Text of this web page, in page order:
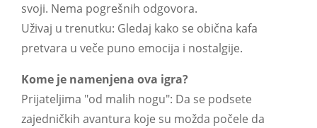
svoji. Nema pogrešnih odgovora.
Uživaj u trenutku: Gledaj kako se obična kafa
pretvara u veče puno emocija i nostalgije.
Kome je namenjena ova igra?
Prijateljima "od malih nogu": Da se podsete
zajedničkih avantura koje su možda počele da